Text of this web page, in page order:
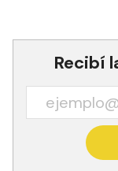
Recibí